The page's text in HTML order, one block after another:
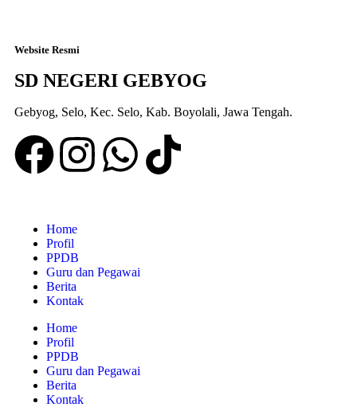
Website Resmi
SD NEGERI GEBYOG
Gebyog, Selo, Kec. Selo, Kab. Boyolali, Jawa Tengah.
Home
Profil
PPDB
Guru dan Pegawai
Berita
Kontak
Home
Profil
PPDB
Guru dan Pegawai
Berita
Kontak